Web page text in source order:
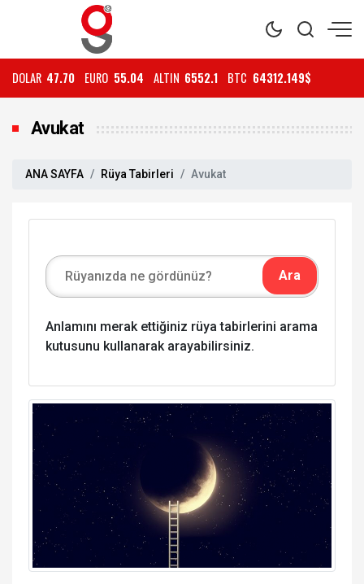
DOLAR 47.70 EURO 55.04 ALTIN 6552.1 BTC 64312.149$
Avukat
ANA SAYFA Rüya Tabirleri Avukat
Anlamını merak ettiğiniz rüya tabirlerini arama
kutusunu kullanarak arayabilirsiniz.